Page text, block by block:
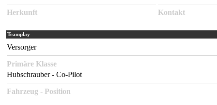
Herkunft Kontakt
Teamplay
Versorger
Primäre Klasse
Hubschrauber - Co-Pilot
Fahrzeug - Position